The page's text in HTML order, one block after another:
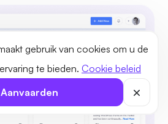
gebruik van cookies om u de
te bieden. Cookie beleid
Aanvaarden